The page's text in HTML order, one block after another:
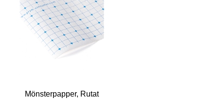
Mönsterpapper, Rutat